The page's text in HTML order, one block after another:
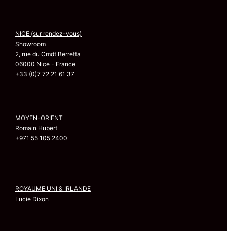
NICE (sur rendez-vous)
Showroom
2, rue du Cmdt Berretta
06000 Nice - France
+33 (0)7 72 21 61 37
MOYEN-ORIENT
Romain Hubert
+971 55 105 2400
ROYAUME UNI & IRLANDE
Lucie Dixon